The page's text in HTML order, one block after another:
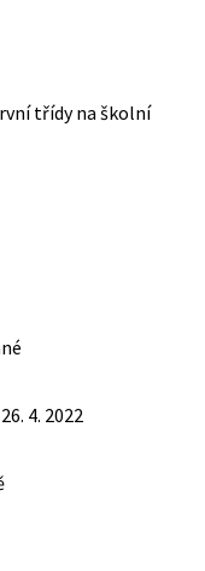
třídy na školní
4. 2022